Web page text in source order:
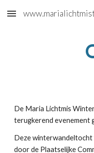
Skip to main content
De Maria Lichtmis
terugkerend evenement
Deze winterwandeltocht
door de Plaatselijke